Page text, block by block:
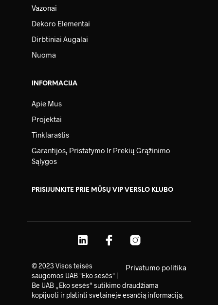
Vazonai
Dekoro Elementai
Dirbtiniai Augalai
Nuoma
INFORMACIJA
Apie Mus
Projektai
Tinklaraštis
Garantijos, Pristatymo Ir Prekių Grąžinimo
Sąlygos
PRISIJUNKITE PRIE MŪSŲ VIP VERSLO KLUBO
Privatumo politika
© 2023 Visos teisės
saugomos UAB "Eko sesės" |
Be UAB „Eko sesės“ sutikimo draudžiama
kopijuoti ir platinti svetainėje esančią informaciją.